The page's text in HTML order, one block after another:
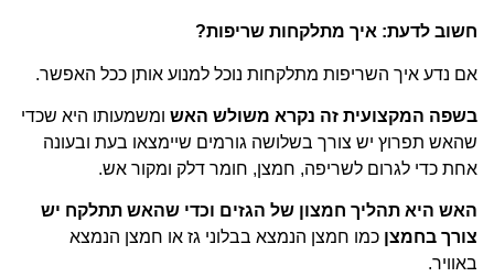
חשוב לדעת: איך מתלקחות שריפות?
אם נדע איך השריפות מתלקחות נוכל למנוע אותן ככל האפשר.
בשפה המקצועית זה נקרא משולש האש ומשמעותו היא שכדי
שהאש תפרוץ יש צורך בשלושה גורמים שיימצאו בעת ובעונה
אחת כדי לגרום לשריפה, חמצן, חומר דלק ומקור אש.
האש היא תהליך חמצון של הגזים וכדי שהאש תתלקח יש
צורך בחמצן כמו חמצן הנמצא בבלוני גז או חמצן הנמצא
באוויר.